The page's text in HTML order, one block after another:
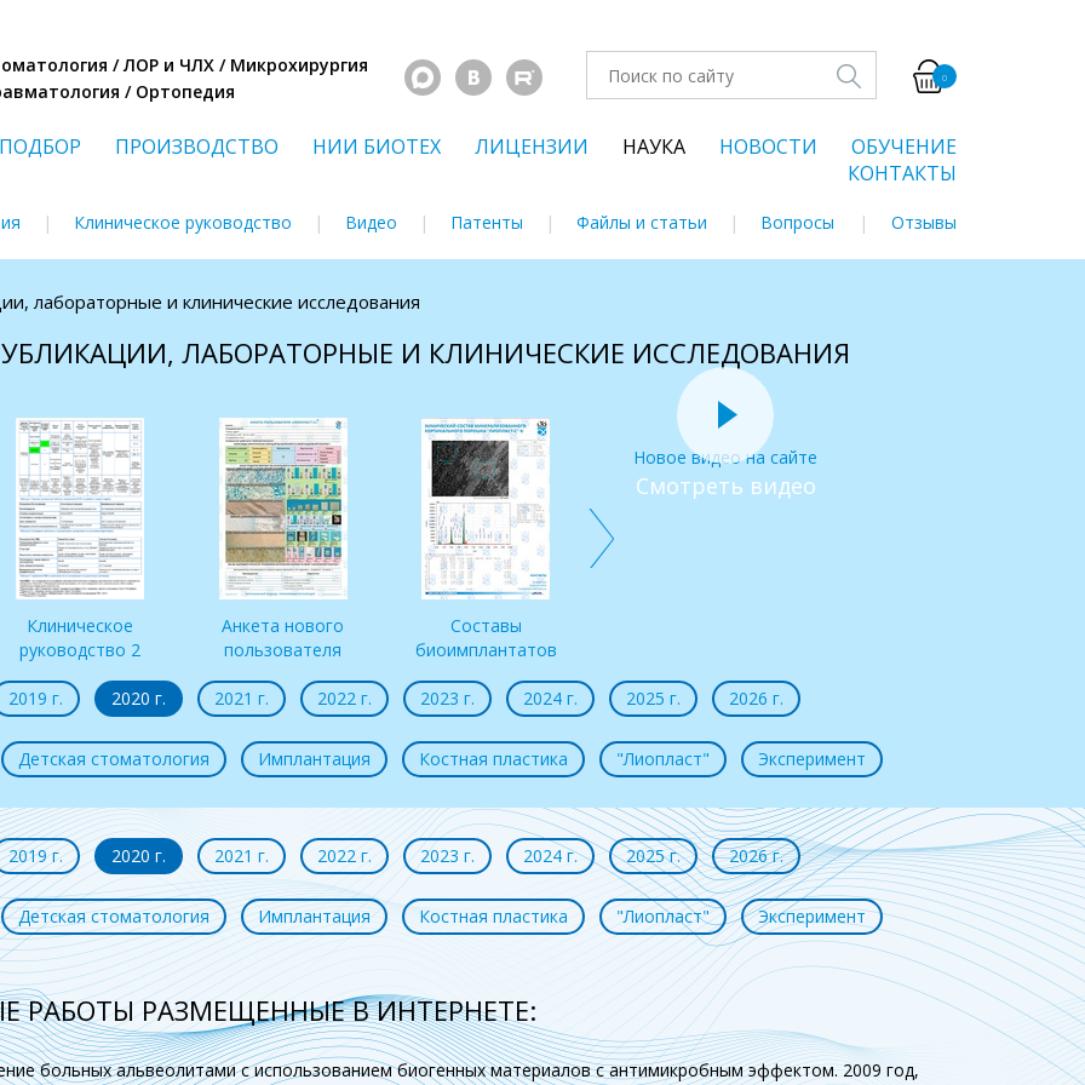
/ ЛОР и ЧЛХ / Микрохирургия
/ Ортопедия
0
ПОДБОР ПРОИЗВОДСТВО НИИ БИОТЕХ ЛИЦЕНЗИИ НАУКА НОВОСТИ
ОБУЧЕНИЕ
КОНТАКТЫ
Клиническое руководство Видео Патенты Файлы и статьи Вопросы Отзывы
лабораторные и клинические исследования
ЛАБОРАТОРНЫЕ И КЛИНИЧЕСКИЕ ИССЛЕДОВАНИЯ
Клиническое
руководство 2
Анкета нового
пользователя
Составы
биоимплантатов
Смотреть видео
Новое видео на сайте
2019 г. 2020 г. 2021 г. 2022 г. 2023 г. 2024 г. 2025 г. 2026 г.
Детская стоматология Имплантация Костная пластика "Лиопласт" Эксперимент
2019 г. 2020 г. 2021 г. 2022 г. 2023 г. 2024 г. 2025 г. 2026 г.
Детская стоматология Имплантация Костная пластика "Лиопласт" Эксперимент
РАБОТЫ РАЗМЕЩЕННЫЕ В ИНТЕРНЕТЕ:
больных альвеолитами с использованием биогенных материалов с антимикробным эффектом. 2009 год,